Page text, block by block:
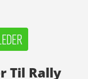
Til Rally